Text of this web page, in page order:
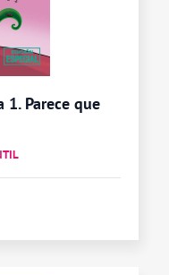
1. Parece que